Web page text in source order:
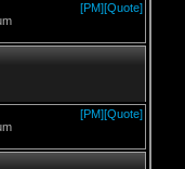
[PM][Quote]
[PM][Quote]